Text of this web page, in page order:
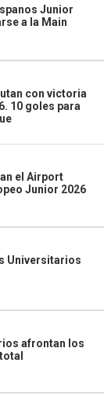
Junior
a la Main
con victoria
10 goles para
el Airport
Junior 2026
Universitarios
afrontan los